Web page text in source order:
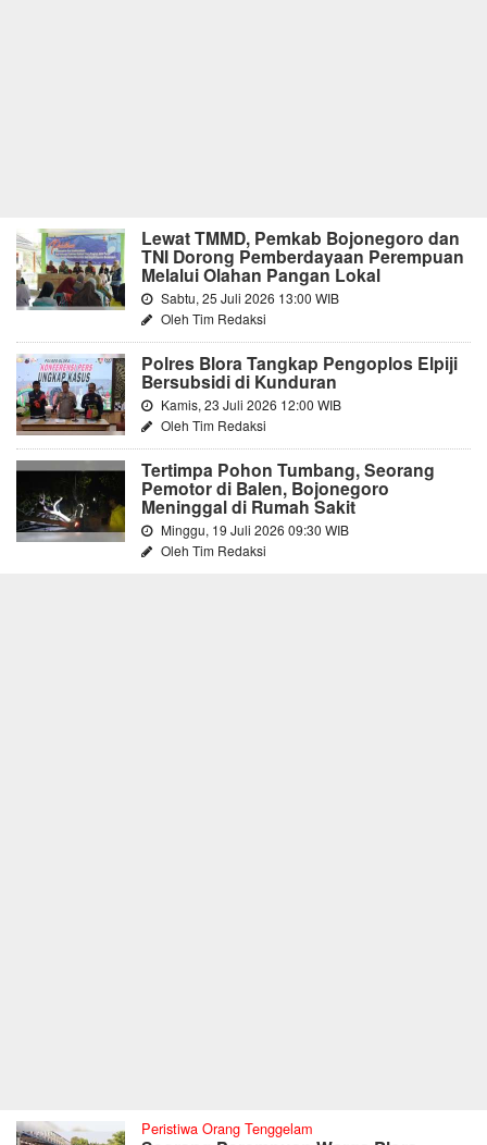
Lewat TMMD, Pemkab Bojonegoro dan
TNI Dorong Pemberdayaan Perempuan
Melalui Olahan Pangan Lokal
Sabtu, 25 Juli 2026 13:00 WIB
Oleh Tim Redaksi
Polres Blora Tangkap Pengoplos Elpiji
Bersubsidi di Kunduran
Kamis, 23 Juli 2026 12:00 WIB
Oleh Tim Redaksi
Tertimpa Pohon Tumbang, Seorang
Pemotor di Balen, Bojonegoro
Meninggal di Rumah Sakit
Minggu, 19 Juli 2026 09:30 WIB
Oleh Tim Redaksi
Peristiwa Orang Tenggelam